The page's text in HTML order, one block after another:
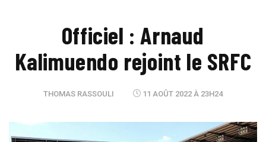
Officiel : Arnaud
Kalimuendo rejoint le SRFC
THOMAS RASSOULI 11 AOÛT 2022 À 23H24